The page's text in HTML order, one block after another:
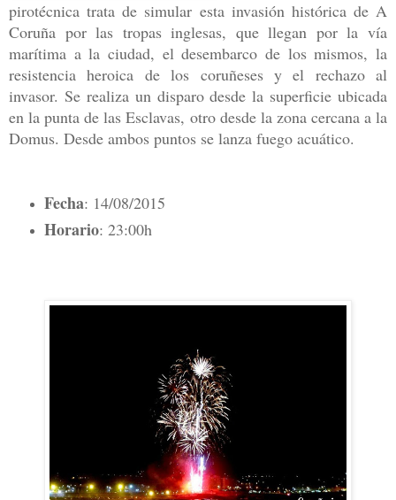
pirotécnica trata de simular esta invasión histórica de A
Coruña por las tropas inglesas, que llegan por la vía
marítima a la ciudad, el desembarco de los mismos, la
resistencia heroica de los coruñeses y el rechazo al
invasor. Se realiza un disparo desde la superficie ubicada
en la punta de las Esclavas, otro desde la zona cercana a la
Domus. Desde ambos puntos se lanza fuego acuático.
Fecha: 14/08/2015
Horario: 23:00h